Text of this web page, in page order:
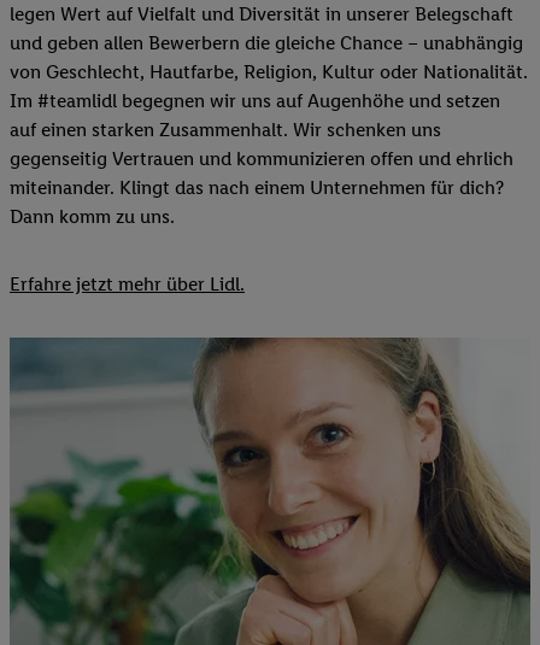
legen Wert auf Vielfalt und Diversität in unserer Belegschaft
und geben allen Bewerbern die gleiche Chance – unabhängig
von Geschlecht, Hautfarbe, Religion, Kultur oder Nationalität.
Im #teamlidl begegnen wir uns auf Augenhöhe und setzen
auf einen starken Zusammenhalt. Wir schenken uns
gegenseitig Vertrauen und kommunizieren offen und ehrlich
miteinander. Klingt das nach einem Unternehmen für dich?
Dann komm zu uns.​
Erfahre jetzt mehr über Lidl.